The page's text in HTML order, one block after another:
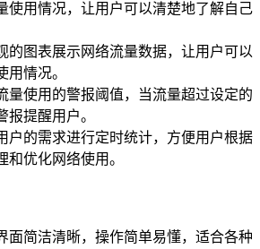
使用情况，让用户可以清楚地了解自己
的图表展示网络流量数据，让用户可以
情况。
量使用的警报阈值，当流量超过设定的
报提醒用户。
户的需求进行定时统计，方便用户根据
优化网络使用。
面简洁清晰，操作简单易懂，适合各种